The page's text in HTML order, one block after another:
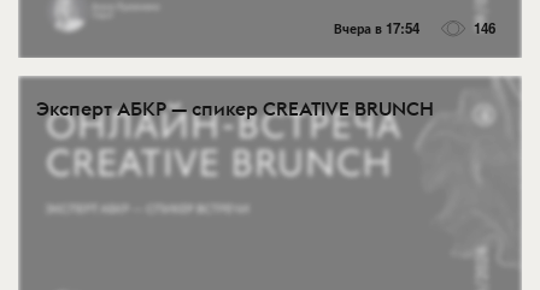
Вчера в 17:54 146
Эксперт АБКР — спикер CREATIVE BRUNCH